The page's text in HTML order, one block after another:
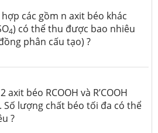
các gồm n axit béo khác
4) có thể thu được bao nhiêu
ồng phân cấu tạo) ?
béo RCOOH và R’COOH
Số lượng chất béo tối đa có thể
?